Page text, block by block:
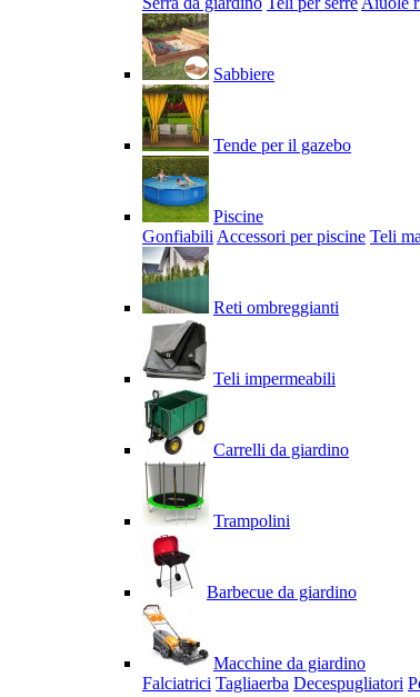
Sabbiere
Tende per il gazebo
Piscine
Gonfiabili Accessori per piscine Teli
Reti ombreggianti
Teli impermeabili
Carrelli da giardino
Trampolini
Barbecue da giardino
Macchine da giardino
Falciatrici Tagliaerba Decespugliatori